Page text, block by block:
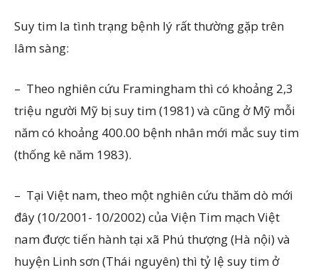
Suy tim la tình trạng bệnh lý rất thường gặp trên
lâm sàng:
– Theo nghiên cứu Framingham thì có khoảng 2,3
triệu người Mỹ bị suy tim (1981) và cũng ở Mỹ mỗi
năm có khoảng 400.00 bệnh nhân mới mắc suy tim
(thống kê năm 1983).
– Tại Việt nam, theo một nghiên cứu thăm dò mới
đây (10/2001- 10/2002) của Viện Tim mạch Việt
nam được tiến hành tại xã Phú thượng (Hà nội) và
huyện Linh sơn (Thái nguyên) thì tỷ lệ suy tim ở